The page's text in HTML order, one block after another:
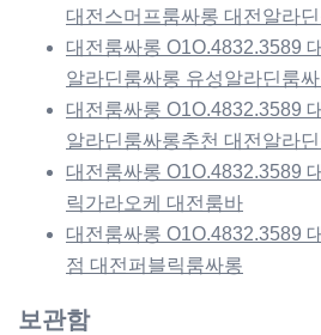
대전스머프룸싸롱 대전알라
대전룸싸롱 O1O.4832.3589
알라딘룸싸롱 유성알라딘룸
대전룸싸롱 O1O.4832.3589
알라딘룸싸롱추천 대전알라
대전룸싸롱 O1O.4832.3589
릭가라오케 대전룸바
대전룸싸롱 O1O.4832.3589
점 대전퍼블릭룸싸롱
보관함